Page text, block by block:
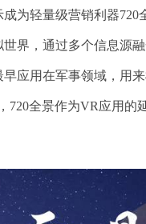
为轻量级营销利器
界，通过多个信息源
应用在军事领域，用
720全景作为VR应用的